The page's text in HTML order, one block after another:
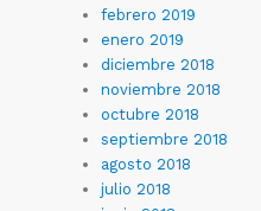
febrero 2019
enero 2019
diciembre 2018
noviembre 2018
octubre 2018
septiembre 2018
agosto 2018
julio 2018